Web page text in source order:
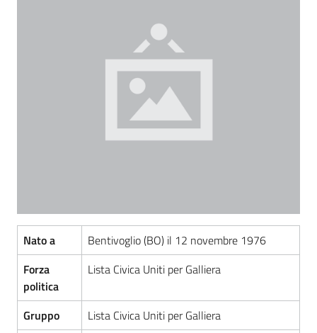
Nato a
Bentivoglio (BO) il 12 novembre 1976
Forza
politica
Lista Civica Uniti per Galliera
Gruppo
Lista Civica Uniti per Galliera